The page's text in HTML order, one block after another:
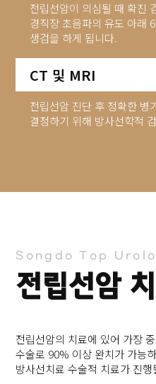
전립선암이 의심될 때 확진
경직장 초음파의 유도 아래
생검을 하게 됩니다.
CT 및 MRI
전립선암 진단 후 정확한 병
결정하기 위해 방사선학적
Songdo Top
전립선암
전립선암의 치료에 있어 가장
수술로 90% 이상 완치가 가능
방사선치료 수술적 치료가 진